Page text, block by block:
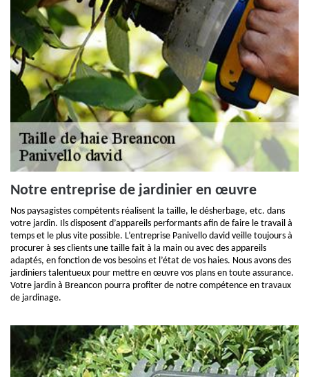
Notre entreprise de jardinier en œuvre
Nos paysagistes compétents réalisent la taille, le désherbage, etc. dans
votre jardin. Ils disposent d’appareils performants afin de faire le travail à
temps et le plus vite possible. L’entreprise Panivello david veille toujours à
procurer à ses clients une taille fait à la main ou avec des appareils
adaptés, en fonction de vos besoins et l’état de vos haies. Nous avons des
jardiniers talentueux pour mettre en œuvre vos plans en toute assurance.
Votre jardin à Breancon pourra profiter de notre compétence en travaux
de jardinage.